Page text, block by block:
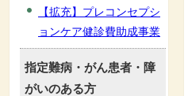
【拡充】プレコンセプシ
ョンケア健診費助成事業
指定難病・がん患者・障
がいのある方